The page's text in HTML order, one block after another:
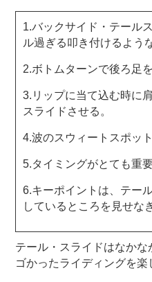
1.バックサイド・テール
ル過ぎる叩き付けるよう
2.ボトムターンで後ろ足
3.リップに当て込む時に
スライドさせる。
4.波のスウィートスポッ
5.タイミングがとても重
6.キーポイントは、テー
しているところを見せな
テール・スライドはなか
ゴかったライディングを楽